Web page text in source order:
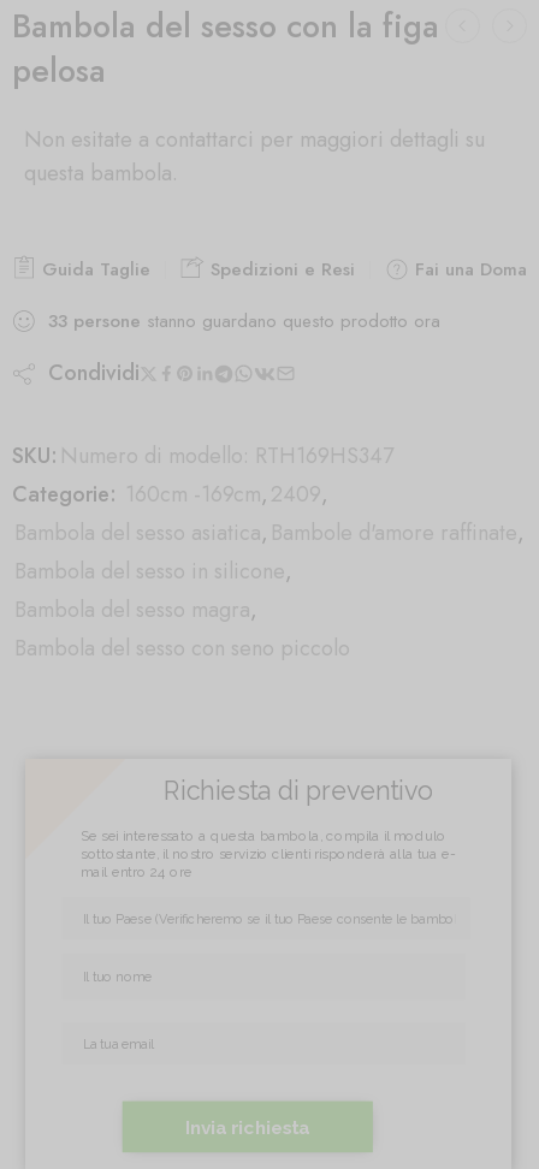
Bambola del sesso con la figa
pelosa
Non esitate a contattarci per maggiori dettagli su
questa bambola.
Guida Taglie Spedizioni e Resi
Fai una
33 persone stanno guardano questo prodotto ora
Condividi
SKU: Numero di modello: RTH169HS347
Categorie: 160cm -169cm,2409,
Bambola del sesso asiatica, Bambole d'amore raffinate,
Bambola del sesso in silicone,
Bambola del sesso magra,
Bambola del sesso con seno piccolo
Richiesta di preventivo
Se sei interessato a questa bambola, compila il modulo
sottostante, il nostro servizio clienti risponderà alla tua e-
mail entro 24 ore
Invia richiesta